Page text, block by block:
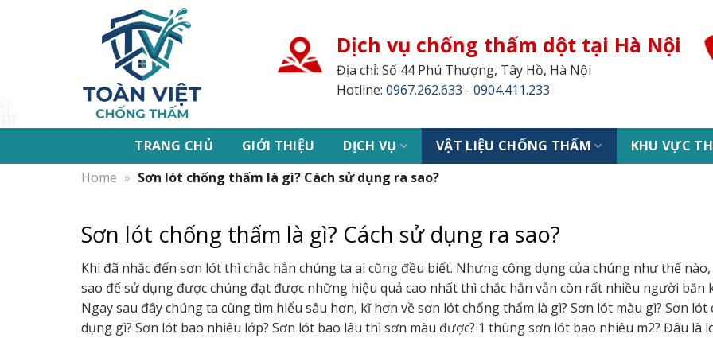
Dịch vụ chống thấm dột tại Hà Nội
Địa chỉ: Số 44 Phú Thượng, Tây Hồ, Hà Nội
Hotline: 0967.262.633 - 0904.411.233
TRANG CHỦ GIỚI THIỆU DỊCH VỤ VẬT LIỆU CHỐNG THẤM
KHU VỰC
Home » Sơn lót chống thấm là gì? Cách sử dụng ra sao?
Sơn lót chống thấm là gì? Cách sử dụng ra sao?
Khi đã nhắc đến sơn lót thì chắc hẳn chúng ta ai cũng đều biết. Nhưng công dụng của chúng như thế
sao để sử dụng được chúng đạt được những hiệu quả cao nhất thì chắc hẳn vẫn còn rất nhiều người băn
Ngay sau đây chúng ta cùng tìm hiểu sâu hơn, kĩ hơn về sơn lót chống thấm là gì? Sơn lót màu gì? Sơn lót
dụng gì? Sơn lót bao nhiêu lớp? Sơn lót bao lâu thì sơn màu được? 1 thùng sơn lót bao nhiêu m2? Đâu là